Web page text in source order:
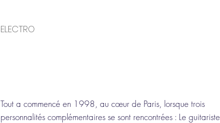
ELECTRO
Tout a commencé en 1998, au cœur de Paris, lorsque trois
personnalités complémentaires se sont rencontrées : Le guitariste